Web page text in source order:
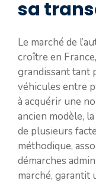
sa
Le marché de
croître en
grandissant tant
véhicules entre
à acquérir une
ancien modèle,
de plusieurs
méthodique,
démarches
marché, garantit